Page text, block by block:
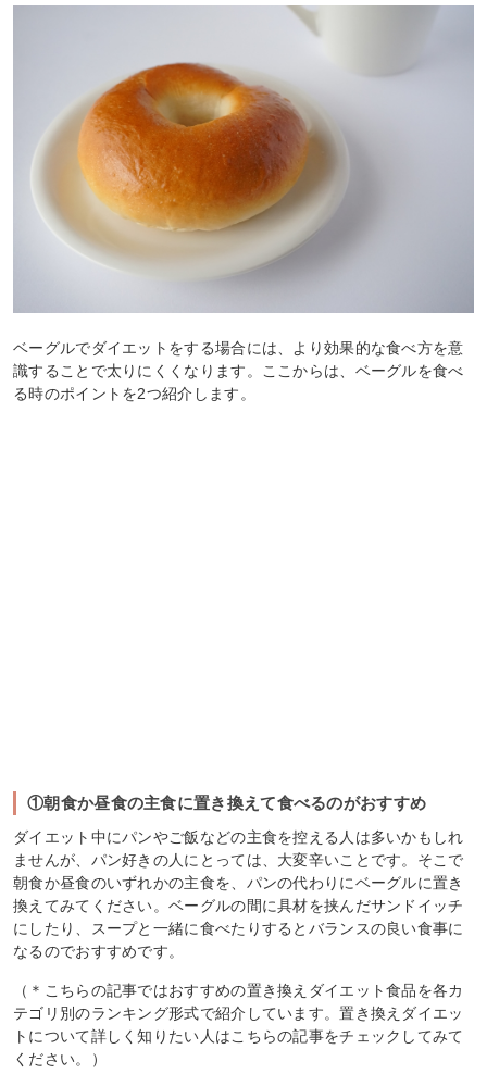
ベーグルでダイエットをする場合には、より効果的な食べ方を意
識することで太りにくくなります。ここからは、ベーグルを食べ
る時のポイントを2つ紹介します。
①朝食か昼食の主食に置き換えて食べるのがおすすめ
ダイエット中にパンやご飯などの主食を控える人は多いかもしれ
ませんが、パン好きの人にとっては、大変辛いことです。そこで
朝食か昼食のいずれかの主食を、パンの代わりにベーグルに置き
換えてみてください。ベーグルの間に具材を挟んだサンドイッチ
にしたり、スープと一緒に食べたりするとバランスの良い食事に
なるのでおすすめです。
（＊こちらの記事ではおすすめの置き換えダイエット食品を各カ
テゴリ別のランキング形式で紹介しています。置き換えダイエッ
トについて詳しく知りたい人はこちらの記事をチェックしてみて
ください。）